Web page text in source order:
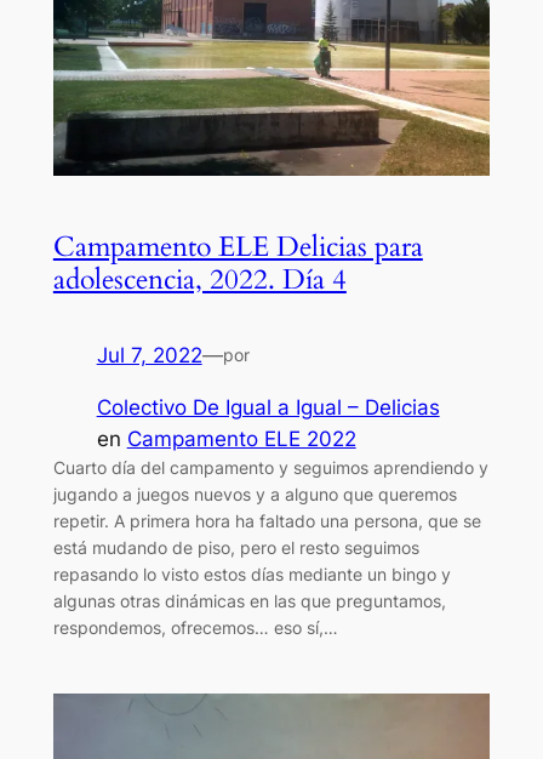
Campamento ELE Delicias para
adolescencia, 2022. Día 4
Jul 7, 2022—por
Colectivo De Igual a Igual – Delicias
en Campamento ELE 2022
Cuarto día del campamento y seguimos aprendiendo y
jugando a juegos nuevos y a alguno que queremos
repetir. A primera hora ha faltado una persona, que se
está mudando de piso, pero el resto seguimos
repasando lo visto estos días mediante un bingo y
algunas otras dinámicas en las que preguntamos,
respondemos, ofrecemos… eso sí,…